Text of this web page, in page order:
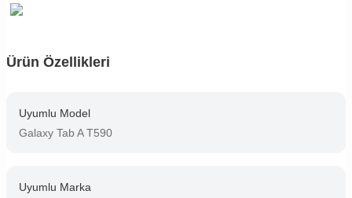
Ürün Özellikleri
Uyumlu Model
Galaxy Tab A T590
Uyumlu Marka